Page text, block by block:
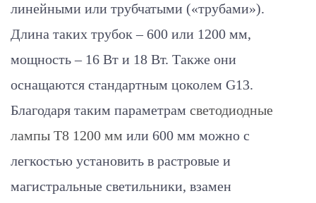
линейными или трубчатыми («трубами»).
Длина таких трубок – 600 или 1200 мм,
мощность – 16 Вт и 18 Вт. Также они
оснащаются стандартным цоколем G13.
Благодаря таким параметрам светодиодные
лампы Т8 1200 мм или 600 мм можно с
легкостью установить в растровые и
магистральные светильники, взамен